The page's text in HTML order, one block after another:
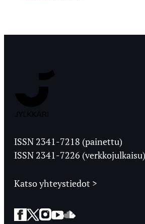
Ylioppilaslehti
ISSN 2341-7218 (painettu)
ISSN 2341-7226 (verkkojulkaisu)
Katso yhteystiedot >
Facebook
Twitter
Instagram
YouTube
SoundCloud